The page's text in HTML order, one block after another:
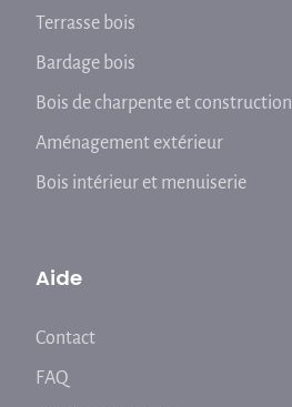
Terrasse bois
Bardage bois
Bois de charpente et construction
Aménagement extérieur
Bois intérieur et menuiserie
Aide
Contact
FAQ